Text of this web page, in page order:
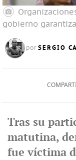
gobierno
por SERGIO
Tras su
matutina,
fue víctima